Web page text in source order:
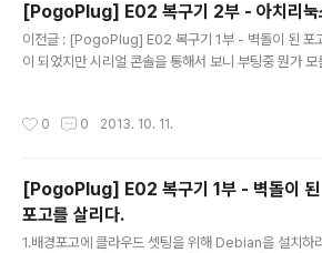
[PogoPlug] E02 복구기 2부 - 아치리눅
이전글 : [PogoPlug] E02 복구기 1부 - 벽돌이 된 포
이 되었지만 시리얼 콘솔을 통해서 보니 부팅중 뭔가
oot을 설치하여 아치리눅스가 작동할 수 있는 환경
d a+x install_uboot_mtd0.sh # 실행권한 부여
#스크립트 실행!!!!!! DANGER DANGER DAN..
0 0 2013. 10. 11.
[PogoPlug] E02 복구기 1부 - 벽돌이 된
포고를 살리다.
1.배경포고에 클라우드 셋팅을 위해 Debian을 설치하